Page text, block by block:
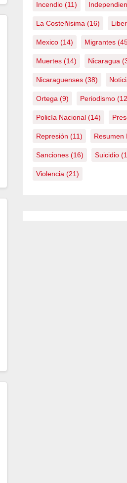
Incendio (11)
La Costeñísima (16)
Mexico (14) Migrantes
Muertes (14) Nicaragua
Nicaraguenses (38)
Ortega (9) Periodismo
Policía Nacional (14)
Represión (11) Resumen
Sanciones (16) Suicidio
Violencia (21)